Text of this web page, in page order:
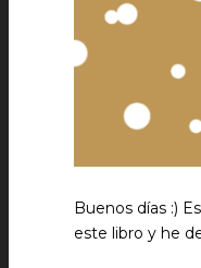
Buenos días :)
este libro y he